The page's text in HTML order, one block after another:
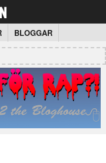
BLOGGAR